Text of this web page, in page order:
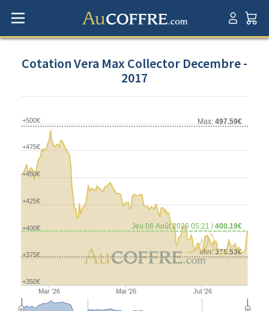
Cotation Vera Max Collector Decembre -
2017
Min:376.53€
Max: 497.59€
Jeu 06 Août 2026 05:21 /400.19€
Mar '26 Mai '26 Jul '26
+350€
+375€
+400€
+425€
+450€
+475€
+500€